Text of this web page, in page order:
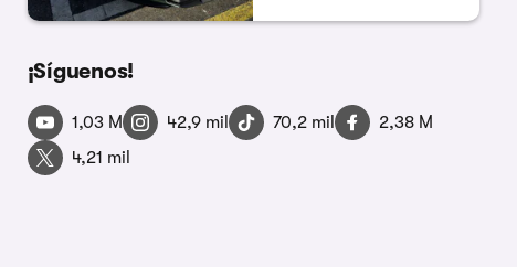
¡Síguenos!
1,03 M 42,9 mil 70,2 mil
2,38 M
4,21 mil